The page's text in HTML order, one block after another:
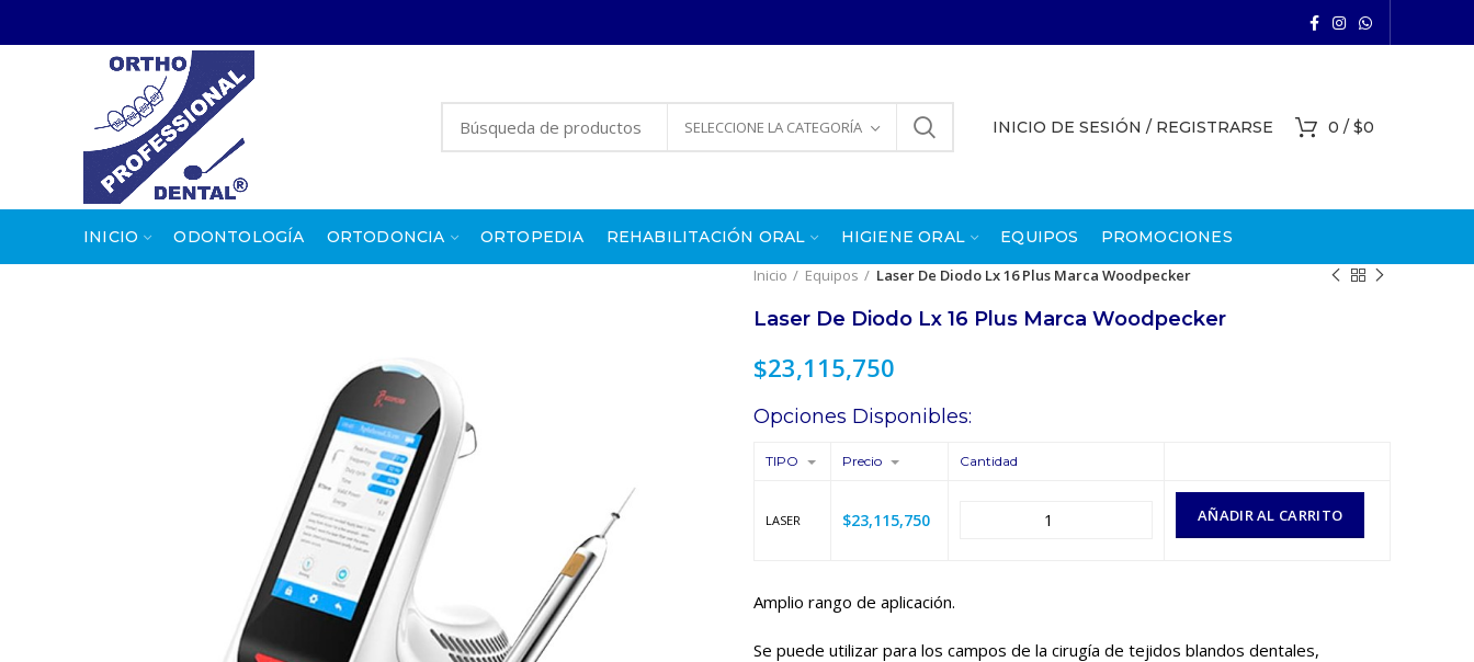
SELECCIONE LA CATEGORÍA INICIO DE SESIÓN / REGISTRARSE 0 / $0
INICIO ODONTOLOGÍA ORTODONCIA ORTOPEDIA REHABILITACIÓN ORAL HIGIENE ORAL EQUIPOS
PROMOCIONES
Inicio
Equipos Laser De Diodo Lx 16 Plus Marca Woodpecker
Laser De Diodo Lx 16 Plus Marca Woodpecker
$23,115,750
Opciones Disponibles:
TIPO Precio Cantidad
LASER $23,115,750 AÑADIR AL CARRITO
Amplio rango de aplicación.
Se puede utilizar para los campos de la cirugía de tejidos blandos dentales,